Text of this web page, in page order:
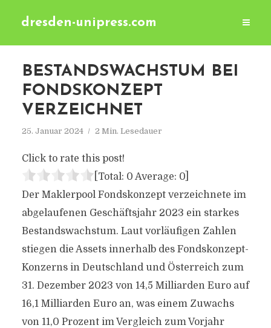
dresden-unipress.com
BESTANDSWACHSTUM BEI
FONDSKONZEPT
VERZEICHNET
25. Januar 2024 2 Min. Lesedauer
Click to rate this post!
[Total: 0 Average: 0]
Der Maklerpool Fondskonzept verzeichnete im
abgelaufenen Geschäftsjahr 2023 ein starkes
Bestandswachstum. Laut vorläufigen Zahlen
stiegen die Assets innerhalb des Fondskonzept-
Konzerns in Deutschland und Österreich zum
31. Dezember 2023 von 14,5 Milliarden Euro auf
16,1 Milliarden Euro an, was einem Zuwachs
von 11,0 Prozent im Vergleich zum Vorjahr